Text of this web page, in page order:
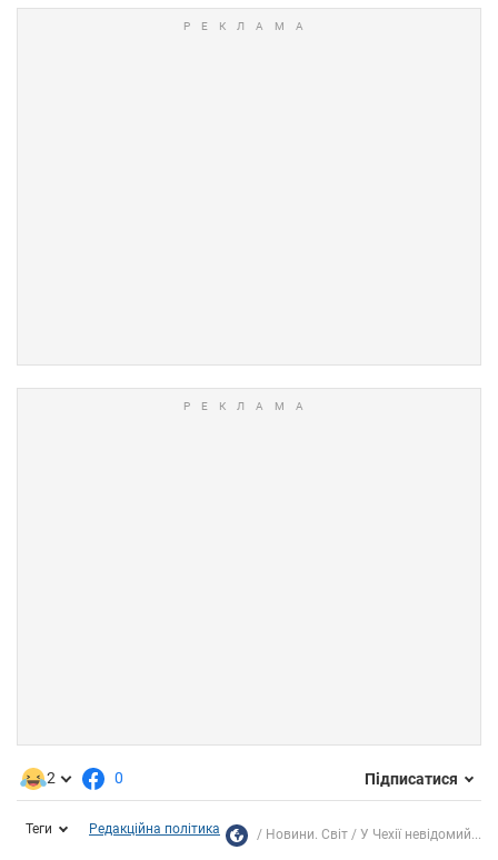
2 0 Підписатися
Теги Редакційна політика Новини. Світ У Чехії невідомий...